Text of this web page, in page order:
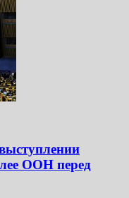
ООН перед